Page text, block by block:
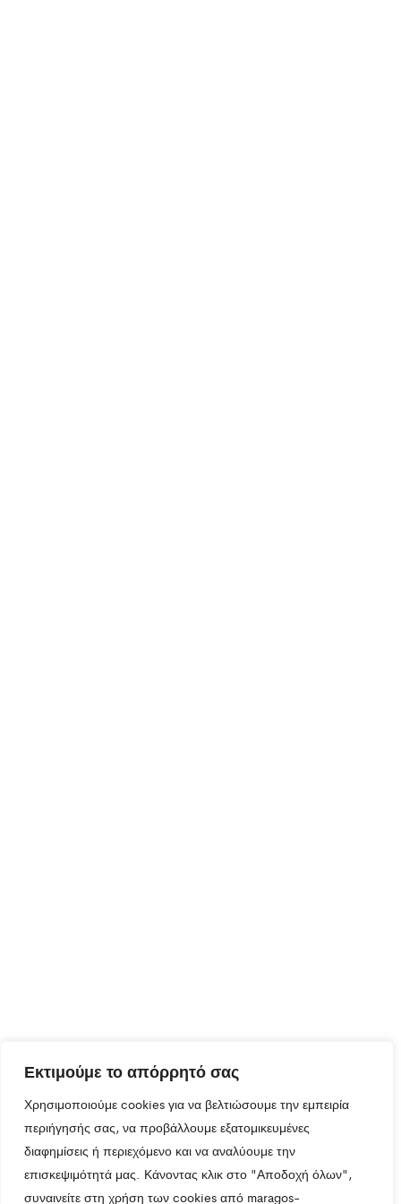
Εκτιμούμε το απόρρητό σας
Χρησιμοποιούμε cookies για να βελτιώσουμε την εμπειρία
περιήγησής σας, να προβάλλουμε εξατομικευμένες
διαφημίσεις ή περιεχόμενο και να αναλύουμε την
επισκεψιμότητά μας. Κάνοντας κλικ στο "Αποδοχή όλων",
συναινείτε στη χρήση των cookies από maragos-